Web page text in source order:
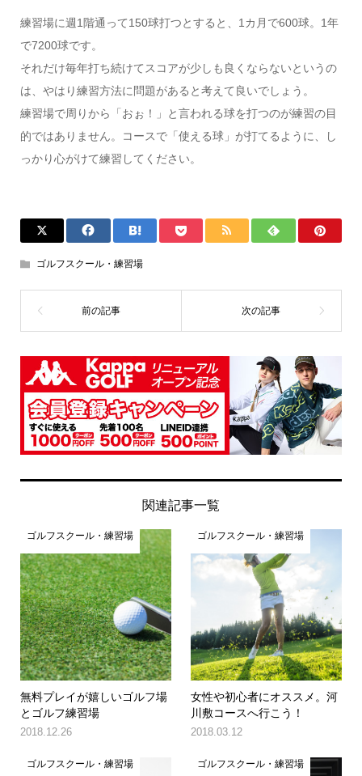
練習場に週1階通って150球打つとすると、1カ月で600球。1年
で7200球です。
それだけ毎年打ち続けてスコアが少しも良くならないというの
は、やはり練習方法に問題があると考えて良いでしょう。
練習場で周りから「おぉ！」と言われる球を打つのが練習の目
的ではありません。コースで「使える球」が打てるように、し
っかり心がけて練習してください。
ゴルフスクール・練習場
関連記事一覧
ゴルフスクール・練習場
無料プレイが嬉しいゴルフ場
とゴルフ練習場
2018.12.26
ゴルフスクール・練習場
女性や初心者にオススメ。河
川敷コースへ行こう！
2018.03.12
ゴルフスクール・練習場 ゴルフスクール・練習場